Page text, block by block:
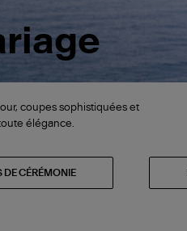
coupes sophistiquées et
élégance.
DE CÉRÉMONIE